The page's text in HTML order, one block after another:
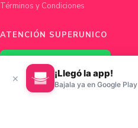
Términos y Condiciones
ATENCIÓN SUPERUNICO
hola@superunico.com
× ¡Llegó la app!
Bajala ya en Google Play